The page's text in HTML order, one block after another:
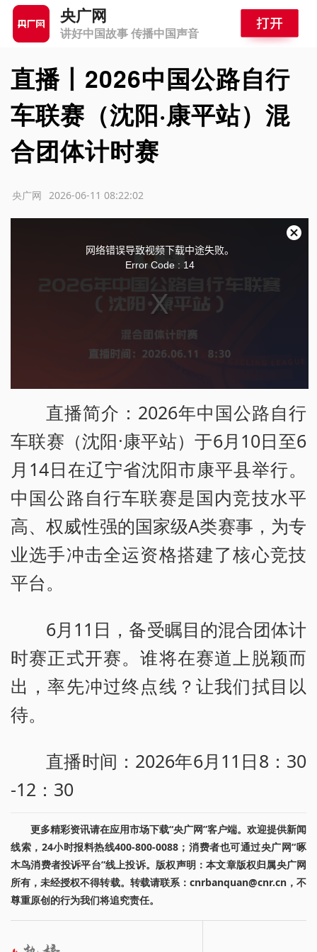
央广网
讲好中国故事 传播中国声音
直播丨2026中国公路自行
车联赛（沈阳·康平站）混
合团体计时赛
2026-06-11 08:22:02
央广网
m
o
d
a
l
w
d
o
w
网络错误导致视频下载中途失败。
Error Code : 14
关
直播简介：2026年中国公路自行
车联赛（沈阳·康平站）于6月10日至6
月14日在辽宁省沈阳市康平县举行。
中国公路自行车联赛是国内竞技水平
高、权威性强的国家级A类赛事，为专
业选手冲击全运资格搭建了核心竞技
平台。
6月11日，备受瞩目的混合团体计
时赛正式开赛。谁将在赛道上脱颖而
出，率先冲过终点线？让我们拭目以
待。
直播时间：2026年6月11日8：30
-12：30
更多精彩资讯请在应用市场下载“央广网”客户端。欢迎提供新闻
线索，24小时报料热线400-800-0088；消费者也可通过央广网“啄
木鸟消费者投诉平台”线上投诉。版权声明：本文章版权归属央广网
所有，未经授权不得转载。转载请联系：cnrbanquan@cnr.cn，不
尊重原创的行为我们将追究责任。